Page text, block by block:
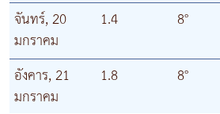
จันทร์, 20
มกราคม
1.4 8°
อังคาร, 21
มกราคม
1.8 8°